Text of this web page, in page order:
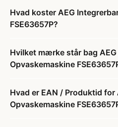
Hvad koster AEG
FSE63657P?
Hvilket mærke står bag
Opvaskemaskine
Hvad er EAN / Produktid for
Opvaskemaskine